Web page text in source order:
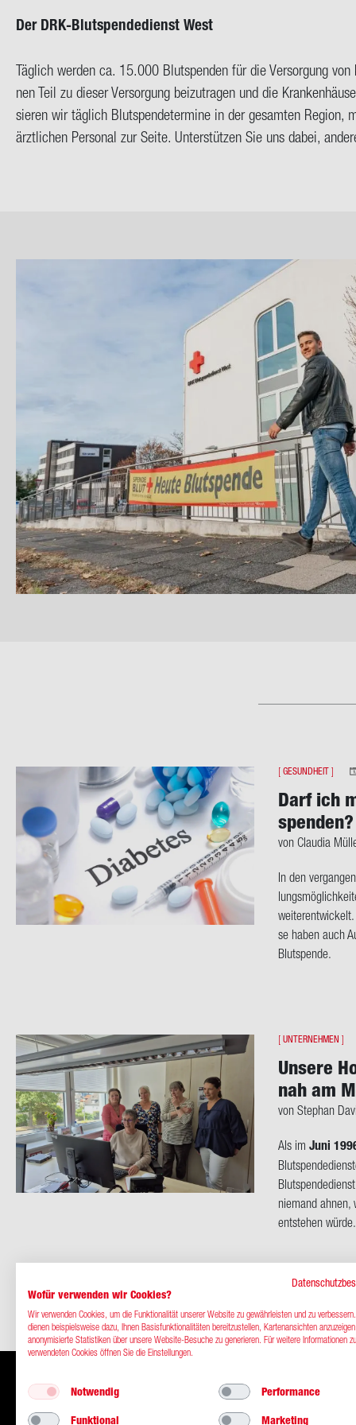
Der DRK-​Blutspendedienst West
Täg­lich wer­den ca. 15.000 Blut­spen­den für die Ver­sor­gung
nen Teil zu die­ser Ver­sor­gung bei­zu­tra­gen und die
sie­ren wir täg­lich Blut­spen­de­ter­mi­ne in der ge­sam­ten Re­gi­on,
ärzt­li­chen Per­so­nal zur Seite. Un­ter­stüt­zen Sie uns dabei,
[ GESUNDHEIT ]
Darf ich
spen­den?
von Clau­dia
In den
se haben auch
Blut­spen­de.
[ UNTERNEHMEN ]
Un­se­re
nah am
von Ste­phan
Als im Juni
nie­mand ahnen,
ent­ste­hen würde.
Kontakt Datenschutz
Wofür verwenden wir Cookies?
Wir verwenden Cookies, um die Funktionalität unserer Website zu gewährleisten und zu
dienen beispielsweise dazu, Ihnen Basisfunktionalitäten bereitzustellen, Kartenansichten
anonymisierte Statistiken über unsere Website-Besuche zu generieren. Für weitere Informationen
verwendeten Cookies öffnen Sie die Einstellungen.
Notwendig Performance
Funktional Marketing